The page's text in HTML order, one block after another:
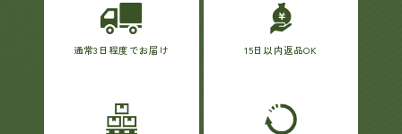
メディア掲載
通常3日程度でお届け 15日以内返品OK